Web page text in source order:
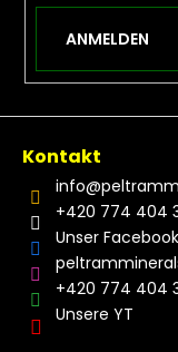
ANMELDEN
Kontakt
info@
+420 774 404
Unser
+420 774 404
Unsere YT